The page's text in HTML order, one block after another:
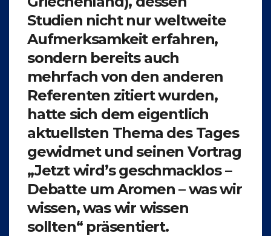
Studien nicht nur weltweite
Aufmerksamkeit erfahren,
sondern bereits auch
mehrfach von den anderen
Referenten zitiert wurden,
hatte sich dem eigentlich
aktuellsten Thema des Tages
gewidmet und seinen Vortrag
„Jetzt wird’s geschmacklos –
Debatte um Aromen – was wir
wissen, was wir wissen
sollten“präsentiert.